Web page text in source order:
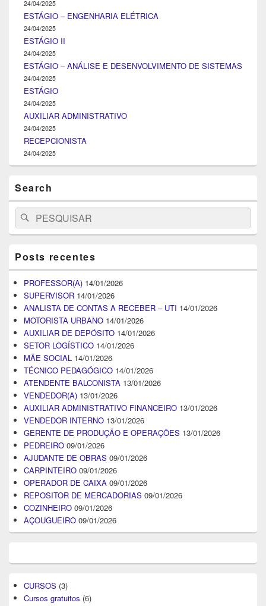
24/04/2025
ESTÁGIO – ENGENHARIA ELÉTRICA
24/04/2025
ESTÁGIO II
24/04/2025
ESTÁGIO – ANÁLISE E DESENVOLVIMENTO DE SISTEMAS
24/04/2025
ESTÁGIO
24/04/2025
AUXILIAR ADMINISTRATIVO
24/04/2025
RECEPCIONISTA
24/04/2025
Search
Search
for:
Pesquisar
Posts recentes
PROFESSOR(A) 14/01/2026
SUPERVISOR 14/01/2026
ANALISTA DE CONTAS A RECEBER – UTI 14/01/2026
MOTORISTA URBANO 14/01/2026
AUXILIAR DE DEPÓSITO 14/01/2026
SETOR LOGÍSTICO 14/01/2026
MÃE SOCIAL 14/01/2026
TÉCNICO PEDAGÓGICO 14/01/2026
ATENDENTE BALCONISTA 13/01/2026
VENDEDOR(A) 13/01/2026
AUXILIAR ADMINISTRATIVO FINANCEIRO 13/01/2026
VENDEDOR INTERNO 13/01/2026
GERENTE DE PRODUÇÃO E OPERAÇÕES 13/01/2026
PEDREIRO 09/01/2026
AJUDANTE DE OBRAS 09/01/2026
CARPINTEIRO 09/01/2026
OPERADOR DE CAIXA 09/01/2026
REPOSITOR DE MERCADORIAS 09/01/2026
COZINHEIRO 09/01/2026
AÇOUGUEIRO 09/01/2026
CURSOS (3)
Cursos gratuitos (6)